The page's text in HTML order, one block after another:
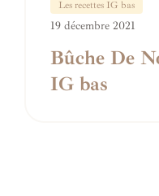
Les recettes IG bas
19 décembre 2021
Bûche De
IG bas